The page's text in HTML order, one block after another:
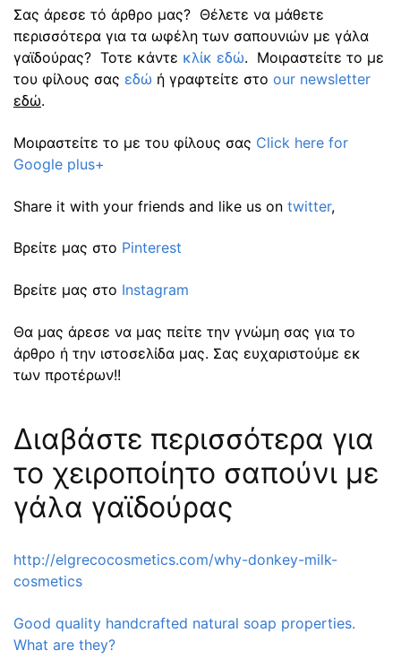
Σας άρεσε τό άρθρο μας? Θέλετε να μάθετε
περισσότερα για τα ωφέλη των σαπουνιών με γάλα
γαϊδούρας? Τοτε κάντε κλίκ εδώ. Μοιραστείτε το με
του φίλους σας εδώ ή γραφτείτε στο our newsletter
εδώ.
Μοιραστείτε το με του φίλους σας Click here for
Google plus+
Share it with your friends and like us on twitter,
Βρείτε μας στο Pinterest
Βρείτε μας στο Instagram
Θα μας άρεσε να μας πείτε την γνώμη σας για το
άρθρο ή την ιστοσελίδα μας. Σας ευχαριστούμε εκ
των προτέρων!!
Διαβάστε περισσότερα για
το χειροποίητο σαπούνι με
γάλα γαϊδούρας
http://elgrecocosmetics.com/why-donkey-milk-
cosmetics
Good quality handcrafted natural soap properties.
What are they?